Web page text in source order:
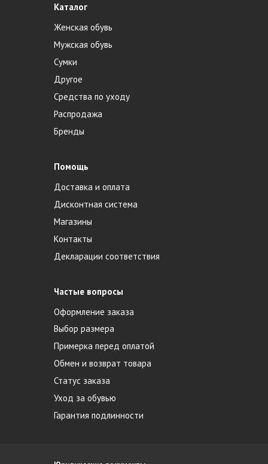
Каталог
Женская обувь
Мужская обувь
Сумки
Другое
Средства по уходу
Распродажа
Бренды
Помощь
Доставка и оплата
Дисконтная система
Магазины
Контакты
Декларации соответствия
Частые вопросы
Оформление заказа
Выбор размера
Примерка перед оплатой
Обмен и возврат товара
Статус заказа
Уход за обувью
Гарантия подлинности